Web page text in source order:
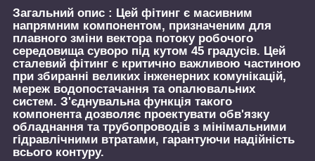
Загальний опис : Цей фітинг є масивним
напрямним компонентом, призначеним для
плавного зміни вектора потоку робочого
середовища суворо під кутом 45 градусів. Цей
сталевий фітинг є критично важливою частиною
при збиранні великих інженерних комунікацій,
мереж водопостачання та опалювальних
систем. З'єднувальна функція такого
компонента дозволяє проектувати обв'язку
обладнання та трубопроводів з мінімальними
гідравлічними втратами, гарантуючи надійність
всього контуру.